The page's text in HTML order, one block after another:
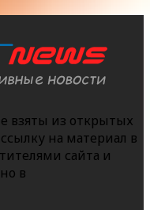
взяты из открытых
на материал в
сайта и
в